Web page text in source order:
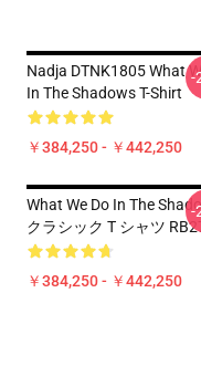
Nadja DTNK1805 What
In The Shadows T-Shirt
￥384,250 - ￥442,250
-
What We Do In The
クラシック T シャツ
￥384,250 - ￥442,250
-